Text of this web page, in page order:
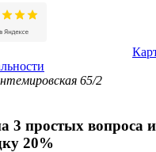
65/2
3 простых вопроса
20%